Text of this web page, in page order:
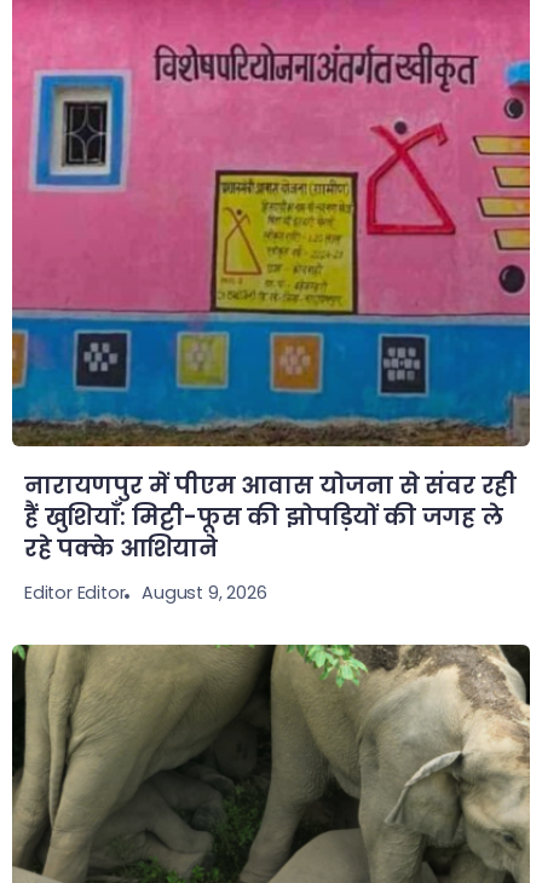
नारायणपुर में पीएम आवास योजना से संवर रही
हैं खुशियाँ: मिट्टी-फूस की झोपड़ियों की जगह ले
रहे पक्के आशियाने
Editor Editor August 9, 2026